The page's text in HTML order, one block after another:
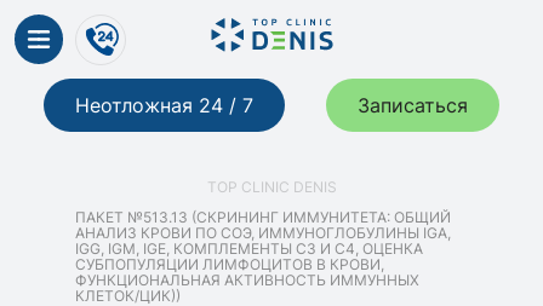
Неотложная 24 / 7 Записаться
TOP CLINIC DENIS
ПАКЕТ №513.13 (СКРИНИНГ ИММУНИТЕТА: ОБЩИЙ
АНАЛИЗ КРОВИ ПО СОЭ, ИММУНОГЛОБУЛИНЫ IGA,
IGG, IGM, IGE, КОМПЛЕМЕНТЫ C3 И С4, ОЦЕНКА
СУБПОПУЛЯЦИИ ЛИМФОЦИТОВ В КРОВИ,
ФУНКЦИОНАЛЬНАЯ АКТИВНОСТЬ ИММУННЫХ
КЛЕТОК/ЦИК))